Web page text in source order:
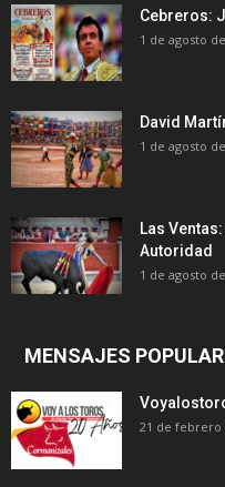
Cebreros:
1 de agosto
David
1 de agosto
Las
Autoridad
1 de agosto
MENSAJES
21 de febrero